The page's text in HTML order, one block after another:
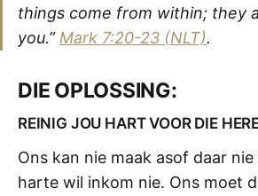
things come from within; they
you.” Mark 7:20-23 (NLT).
DIE OPLOSSING:
REINIG JOU HART VOOR DIE
Ons kan nie maak asof daar
harte wil inkom nie. Ons moet